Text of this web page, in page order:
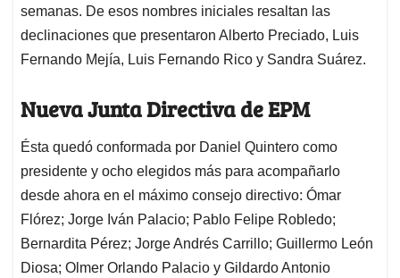
semanas. De esos nombres iniciales resaltan las
declinaciones que presentaron Alberto Preciado, Luis
Fernando Mejía, Luis Fernando Rico y Sandra Suárez.
Nueva Junta Directiva de EPM
Ésta quedó conformada por Daniel Quintero como
presidente y ocho elegidos más para acompañarlo
desde ahora en el máximo consejo directivo: Ómar
Flórez; Jorge Iván Palacio; Pablo Felipe Robledo;
Bernardita Pérez; Jorge Andrés Carrillo; Guillermo León
Diosa; Olmer Orlando Palacio y Gildardo Antonio